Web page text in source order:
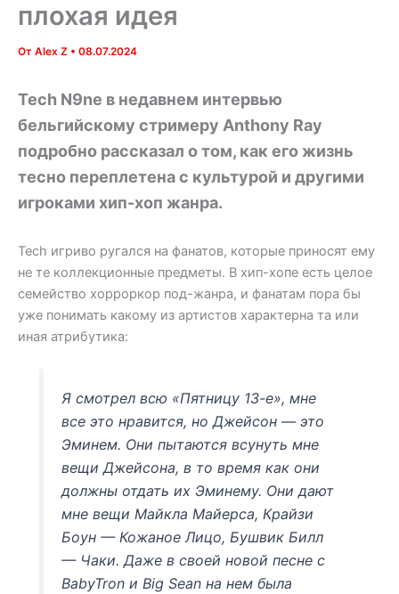
плохая идея
От Alex Z • 08.07.2024
Tech N9ne в недавнем интервью
бельгийскому стримеру Anthony Ray
подробно рассказал о том, как его жизнь
тесно переплетена с культурой и другими
игроками хип-хоп жанра.
Tech игриво ругался на фанатов, которые приносят ему
не те коллекционные предметы. В хип-хопе есть целое
семейство хорроркор под-жанра, и фанатам пора бы
уже понимать какому из артистов характерна та или
иная атрибутика:
Я смотрел всю «Пятницу 13-е», мне
все это нравится, но Джейсон — это
Эминем. Они пытаются всунуть мне
вещи Джейсона, в то время как они
должны отдать их Эминему. Они дают
мне вещи Майкла Майерса, Крайзи
Боун — Кожаное Лицо, Бушвик Билл
— Чаки. Даже в своей новой песне с
BabyTron и Big Sean на нем была